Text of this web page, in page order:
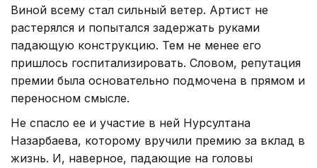
Виной всему стал сильный ветер. Артист не
растерялся и попытался задержать руками
падающую конструкцию. Тем не менее его
пришлось госпитализировать. Словом, репутация
премии была основательно подмочена в прямом и
переносном смысле.
Не спасло ее и участие в ней Нурсултана
Назарбаева, которому вручили премию за вклад в
жизнь. И, наверное, падающие на головы